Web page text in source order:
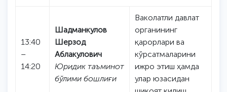
13:40
–
14:20
Шадманкулов
Шерзод
Аблакулович
Юридик таъминот
бўлими бошлиғи
Ваколатли давлат
органининг
қарорлари ва
кўрсатмаларини
ижро этиш ҳамда
улар юзасидан